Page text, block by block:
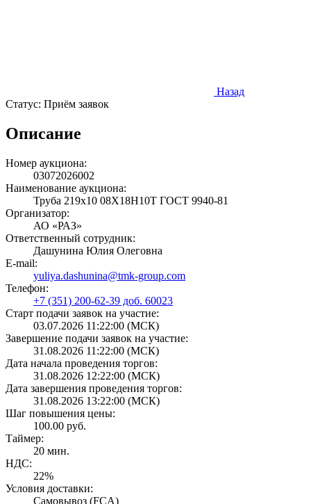
Назад
Статус: Приём заявок
Описание
Номер аукциона:
03072026002
Наименование аукциона:
Труба 219х10 08Х18Н10Т ГОСТ 9940-81
Организатор:
АО «РАЗ»
Ответственный сотрудник:
Дашунина Юлия Олеговна
E-mail:
yuliya.dashunina@tmk-group.com
Телефон:
+7 (351) 200-62-39 доб. 60023
Старт подачи заявок на участие:
03.07.2026 11:22:00 (МСК)
Завершение подачи заявок на участие:
31.08.2026 11:22:00 (МСК)
Дата начала проведения торгов:
31.08.2026 12:22:00 (МСК)
Дата завершения проведения торгов:
31.08.2026 13:22:00 (МСК)
Шаг повышения цены:
100.00 руб.
Таймер:
20 мин.
НДС:
22%
Условия доставки:
Самовывоз (FCA)